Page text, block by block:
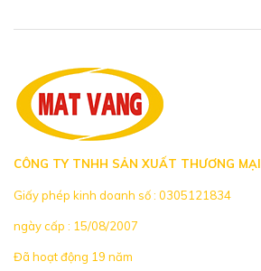
CÔNG TY TNHH SẢN XUẤT THƯƠNG MẠI
Giấy phép kinh doanh số : 0305121834
ngày cấp : 15/08/2007
Đã hoạt động 19 năm